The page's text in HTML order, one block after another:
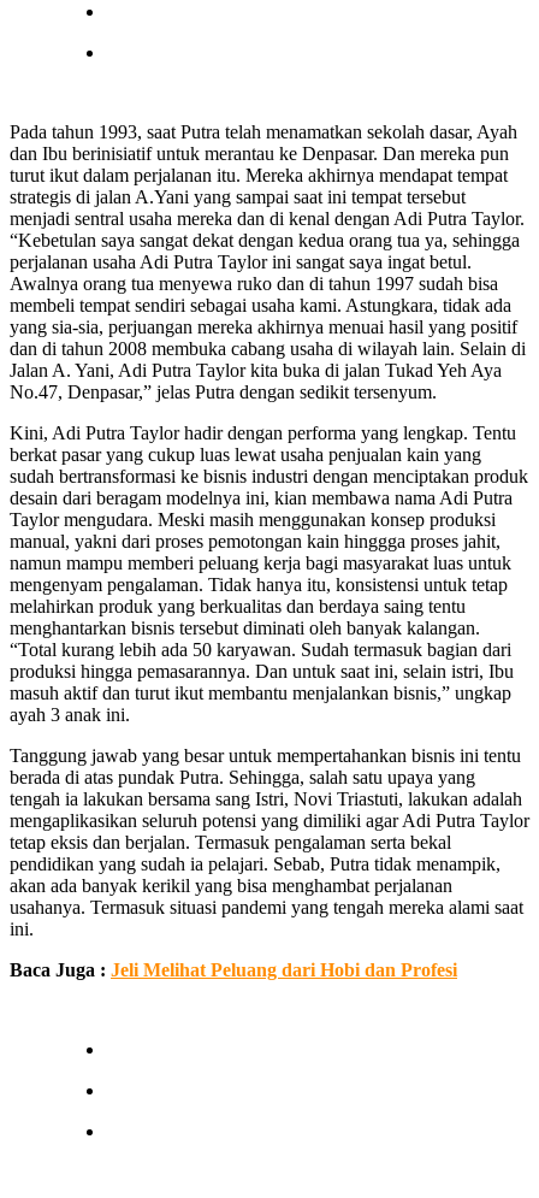
Pada tahun 1993, saat Putra telah menamatkan sekolah dasar, Ayah
dan Ibu berinisiatif untuk merantau ke Denpasar. Dan mereka pun
turut ikut dalam perjalanan itu. Mereka akhirnya mendapat tempat
strategis di jalan A.Yani yang sampai saat ini tempat tersebut
menjadi sentral usaha mereka dan di kenal dengan Adi Putra Taylor.
“Kebetulan saya sangat dekat dengan kedua orang tua ya, sehingga
perjalanan usaha Adi Putra Taylor ini sangat saya ingat betul.
Awalnya orang tua menyewa ruko dan di tahun 1997 sudah bisa
membeli tempat sendiri sebagai usaha kami. Astungkara, tidak ada
yang sia-sia, perjuangan mereka akhirnya menuai hasil yang positif
dan di tahun 2008 membuka cabang usaha di wilayah lain. Selain di
Jalan A. Yani, Adi Putra Taylor kita buka di jalan Tukad Yeh Aya
No.47, Denpasar,” jelas Putra dengan sedikit tersenyum.
Kini, Adi Putra Taylor hadir dengan performa yang lengkap. Tentu
berkat pasar yang cukup luas lewat usaha penjualan kain yang
sudah bertransformasi ke bisnis industri dengan menciptakan produk
desain dari beragam modelnya ini, kian membawa nama Adi Putra
Taylor mengudara. Meski masih menggunakan konsep produksi
manual, yakni dari proses pemotongan kain hinggga proses jahit,
namun mampu memberi peluang kerja bagi masyarakat luas untuk
mengenyam pengalaman. Tidak hanya itu, konsistensi untuk tetap
melahirkan produk yang berkualitas dan berdaya saing tentu
menghantarkan bisnis tersebut diminati oleh banyak kalangan.
“Total kurang lebih ada 50 karyawan. Sudah termasuk bagian dari
produksi hingga pemasarannya. Dan untuk saat ini, selain istri, Ibu
masuh aktif dan turut ikut membantu menjalankan bisnis,” ungkap
ayah 3 anak ini.
Tanggung jawab yang besar untuk mempertahankan bisnis ini tentu
berada di atas pundak Putra. Sehingga, salah satu upaya yang
tengah ia lakukan bersama sang Istri, Novi Triastuti, lakukan adalah
mengaplikasikan seluruh potensi yang dimiliki agar Adi Putra Taylor
tetap eksis dan berjalan. Termasuk pengalaman serta bekal
pendidikan yang sudah ia pelajari. Sebab, Putra tidak menampik,
akan ada banyak kerikil yang bisa menghambat perjalanan
usahanya. Termasuk situasi pandemi yang tengah mereka alami saat
ini.
Baca Juga : Jeli Melihat Peluang dari Hobi dan Profesi